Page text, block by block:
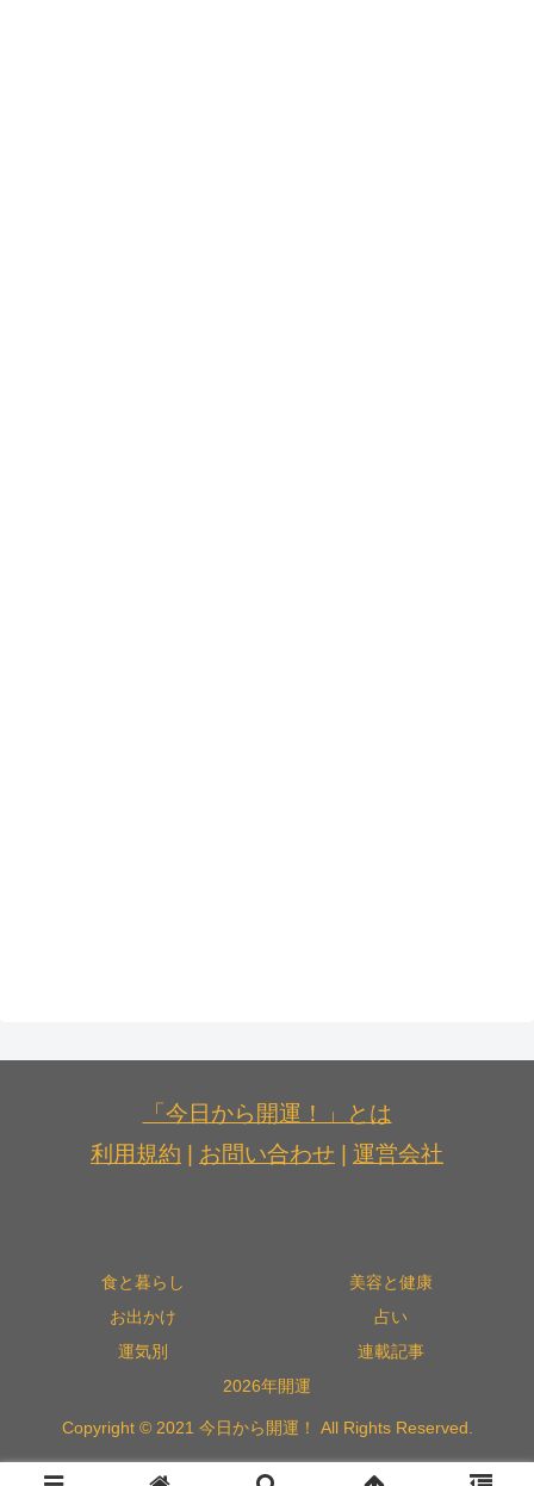
「今日から開運！」とは
利用規約
お問い合わせ 運営会社
食と暮らし
美容と健康
お出かけ
占い
運気別
連載記事
2026年開運
Copyright © 2021 今日から開運！ All Rights Reserved.